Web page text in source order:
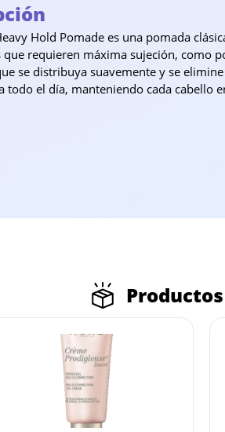
Hold Pomade es una pomada
que requieren máxima sujeción, como
se distribuya suavemente y se
todo el día, manteniendo cada cabello